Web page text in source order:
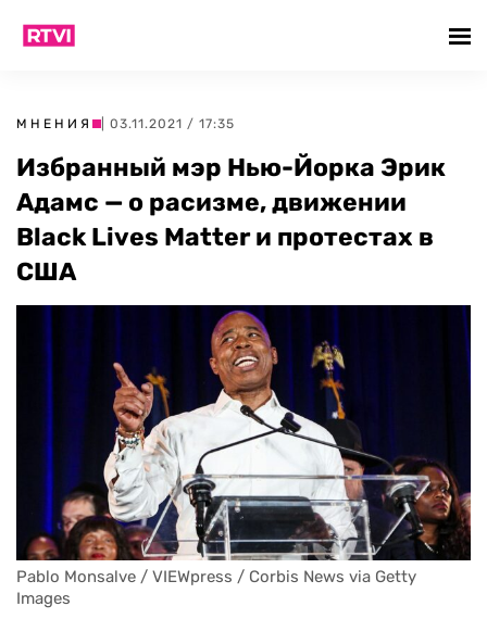
МНЕНИЯ | 03.11.2021 / 17:35
Избранный мэр Нью-Йорка Эрик
Адамс — о расизме, движении
Black Lives Matter и протестах в
США
Pablo Monsalve / VIEWpress / Corbis News via Getty
Images